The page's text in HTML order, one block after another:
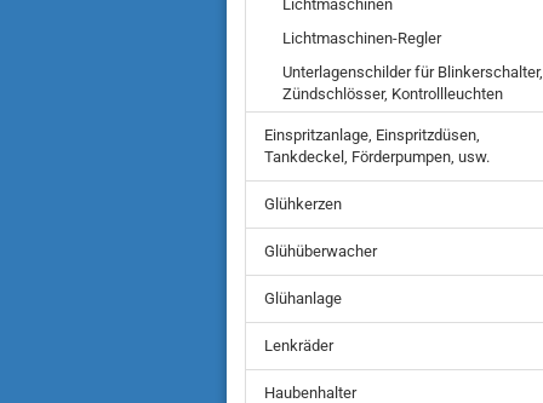
Lichtmaschinen
Lichtmaschinen-Regler
Unterlagenschilder für Blinkerschalter,
Zündschlösser, Kontrollleuchten
Einspritzanlage, Einspritzdüsen,
Tankdeckel, Förderpumpen, usw.
Glühkerzen
Glühüberwacher
Glühanlage
Lenkräder
Haubenhalter